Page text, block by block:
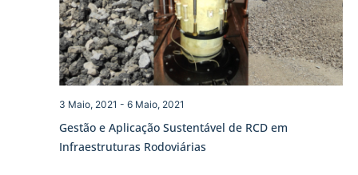
Gestão e Aplicação Sustentável de RCD em
Infraestruturas Rodoviárias
3 Maio, 2021 - 6 Maio, 2021